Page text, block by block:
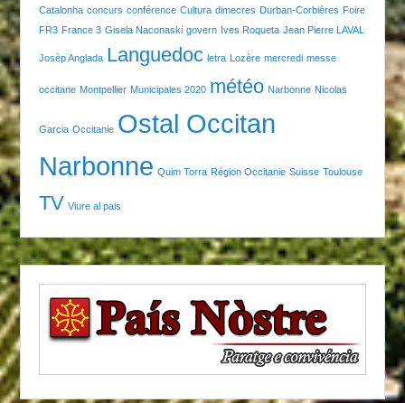
Catalonha concurs conférence Cultura dimecres Durban-Corbières Foire
FR3 France 3 Gisela Naconaski govern Ives Roqueta Jean Pierre LAVAL
Josèp Anglada Languedoc letra Lozère mercredi messe
occitane Montpellier Municipales 2020 météo Narbonne Nicolas
Garcia Occitanie Ostal Occitan
Narbonne Quim Torra Région Occitanie Suisse Toulouse
TV Viure al pais